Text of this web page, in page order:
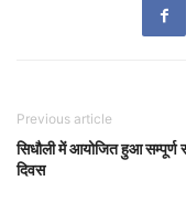
Previous article
सिधौली में आयोजित हुआ सम्पूर्ण
दिवस